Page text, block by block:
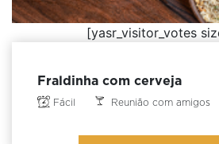
[yasr_visitor_votes
Fraldinha com cerveja
Fácil Reunião com amigos